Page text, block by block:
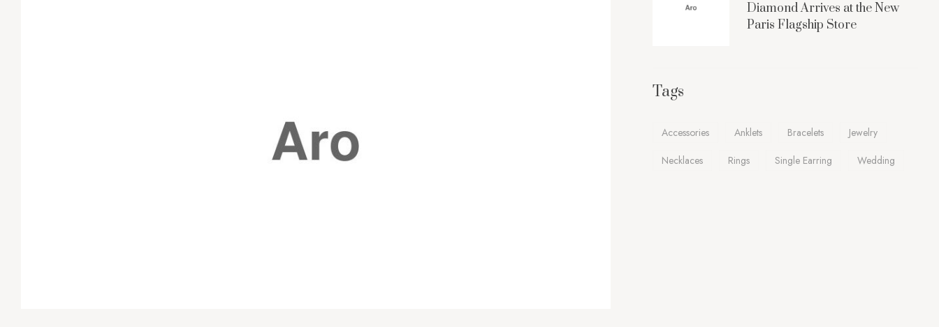
Diamond Arrives at the New
Paris Flagship Store
Tags
Accessories Anklets Bracelets
Jewelry
Necklaces
Rings Single Earring Wedding